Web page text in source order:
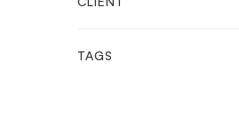
TAGS